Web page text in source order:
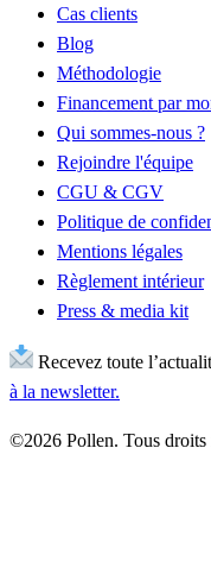
Cas clients
Blog
Méthodologie
Financement par
Qui sommes-nous ?
Rejoindre l'équipe
CGU & CGV
Politique de
Mentions légales
Règlement intérieur
Press & media kit
Recevez toute
à la newsletter.
©2026 Pollen. Tous droits